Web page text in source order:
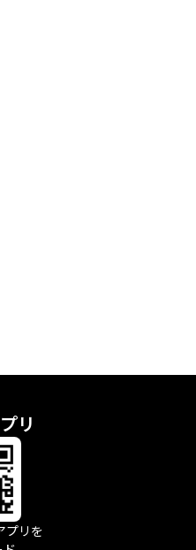
リ
プリを